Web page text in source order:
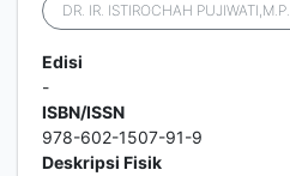
DR. IR. ISTIROCHAH PUJIWATI,M.P.
Edisi
-
ISBN/ISSN
978-602-1507-91-9
Deskripsi Fisik